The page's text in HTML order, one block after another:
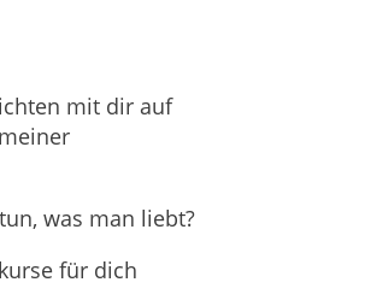
mit dir auf
was man liebt?
für dich